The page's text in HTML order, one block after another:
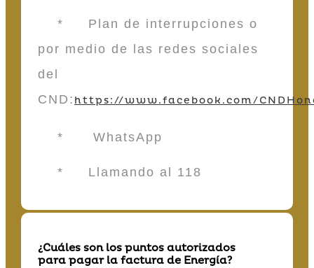
* Plan de interrupciones o
por medio de las redes sociales
del
CND: https://www.facebook.com/
* WhatsApp
* Llamando al 118
¿Cuáles son los puntos autorizados
para pagar la factura de Energía?